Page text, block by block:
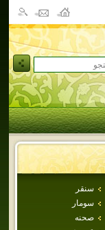
سنقر
سومار
صحنه